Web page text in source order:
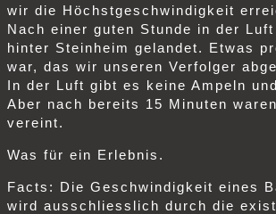
wir die Höchstgeschwindigkeit
Nach einer guten Stunde in der
hinter Steinheim gelandet. Etwas
war, das wir unseren Verfolger
In der Luft gibt es keine Ampeln
Aber nach bereits 15 Minuten
vereint.
Was für ein Erlebnis.
Facts: Die Geschwindigkeit eines
wird ausschliesslich durch die